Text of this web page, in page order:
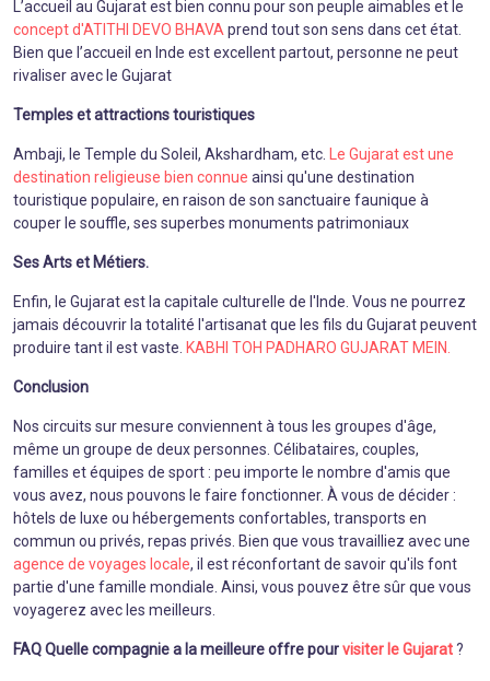
L’accueil au Gujarat est bien connu pour son peuple aimables et le
concept d'ATITHI DEVO BHAVAprend tout son sens dans cet état.
Bien que l’accueil en Inde est excellent partout, personne ne peut
rivaliser avec le Gujarat
Temples et attractions touristiques
Ambaji, le Temple du Soleil, Akshardham, etc. Le Gujarat est une
destination religieuse bien connue ainsi qu'une destination
touristique populaire, en raison de son sanctuaire faunique à
couper le souffle, ses superbes monuments patrimoniaux
Ses Arts et Métiers.
Enfin, le Gujarat est la capitale culturelle de l'Inde. Vous ne pourrez
jamais découvrir la totalité l'artisanat que les fils du Gujarat peuvent
produire tant il est vaste. KABHI TOH PADHARO GUJARAT MEIN.
Conclusion
Nos circuits sur mesure conviennent à tous les groupes d'âge,
même un groupe de deux personnes. Célibataires, couples,
familles et équipes de sport : peu importe le nombre d'amis que
vous avez, nous pouvons le faire fonctionner. À vous de décider :
hôtels de luxe ou hébergements confortables, transports en
commun ou privés, repas privés. Bien que vous travailliez avec une
agence de voyages locale, il est réconfortant de savoir qu'ils font
partie d'une famille mondiale. Ainsi, vous pouvez être sûr que vous
voyagerez avec les meilleurs.
FAQ Quelle compagnie a la meilleure offre pourvisiter le Gujarat?